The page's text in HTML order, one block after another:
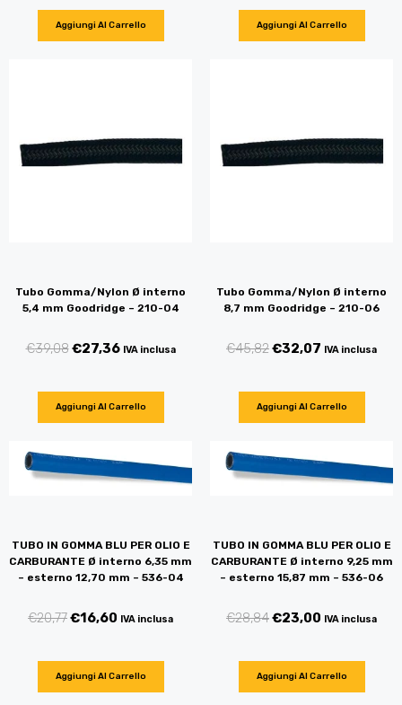
Aggiungi Al Carrello Aggiungi Al Carrello
Tubo Gomma/Nylon Ø interno
5,4 mm Goodridge – 210-04
€39,08€27,36 IVA inclusa
Aggiungi Al Carrello
Tubo Gomma/Nylon Ø interno
8,7 mm Goodridge – 210-06
€45,82€32,07 IVA inclusa
Aggiungi Al Carrello
TUBO IN GOMMA BLU PER OLIO E
CARBURANTE Ø interno 6,35 mm
– esterno 12,70 mm – 536-04
€20,77€16,60 IVA inclusa
Aggiungi Al Carrello
TUBO IN GOMMA BLU PER OLIO E
CARBURANTE Ø interno 9,25 mm
– esterno 15,87 mm – 536-06
€28,84€23,00 IVA inclusa
Aggiungi Al Carrello